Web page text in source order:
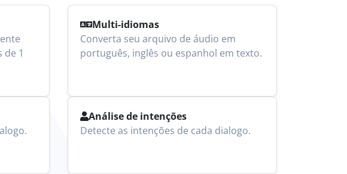
de 1
Multi-idiomas
Converta seu arquivo de áudio em
português, inglês ou espanhol em texto.
Análise de intenções
Detecte as intenções de cada dialogo.